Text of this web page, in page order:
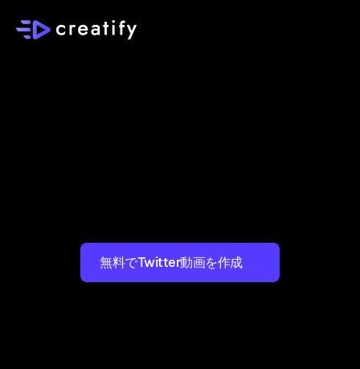
Twitter動画を作成。
AIアバターとオンラインエディターを使用して最大効果を発揮す
る
を作成。
無料でTwitter動画を作成